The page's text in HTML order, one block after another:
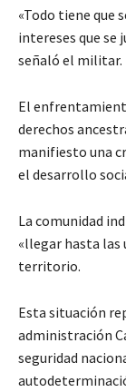
«Todo tiene que
intereses que se
señaló el militar.
El
derechos
manifiesto una
el desarrollo
La comunidad
«llegar hasta las
territorio.
Esta situación
administración
seguridad